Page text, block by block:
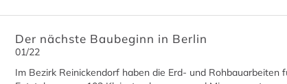
Der nächste Baubeginn in Berlin
01/22
Im Bezirk Reinickendorf haben die Erd- und